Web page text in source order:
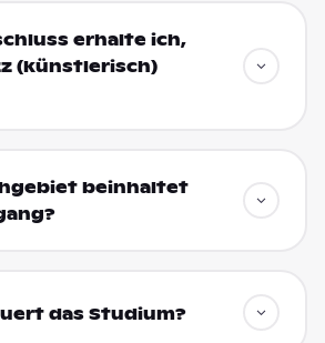
erhalte ich,
(künstlerisch)
beinhaltet
das Studium?